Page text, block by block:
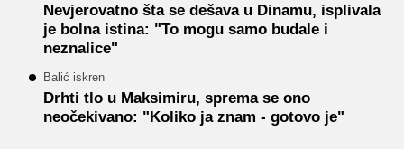
Nevjerovatno šta se dešava u Dinamu, isplivala
je bolna istina: "To mogu samo budale i
neznalice"
Balić iskren
Drhti tlo u Maksimiru, sprema se ono
neočekivano: "Koliko ja znam - gotovo je"